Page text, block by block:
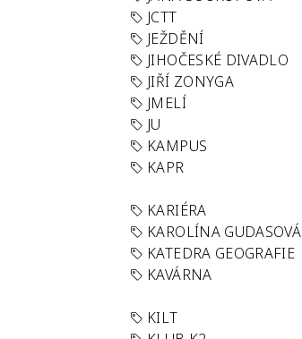
JCTT
JEŽDĚNÍ
JIHOČESKÉ DIVADLO
JIŘÍ ZONYGA
JMELÍ
JU
KAMPUS
KAPR
KARIÉRA
KAROLÍNA GUDASOVÁ
KATEDRA GEOGRAFIE
KAVÁRNA
KILT